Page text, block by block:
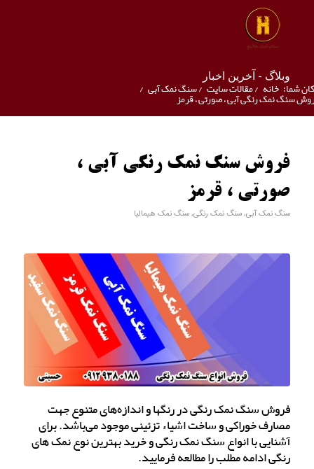
وبلاگ - آخرین اخبار
شما: خانه /مقالات سایت /سنگ نمک آبی /
سنگ نمک رنگی آبی ، صورتی ، قرمز
فروش سنگ نمک رنگی آبی ،
صورتی ، قرمز
سنگ نمک آبی, سنگ نمک رنگی, سنگ نمک هیمالیا
فروش سنگ نمک رنگی در رنگها و اندازه‌های متنوع جهت
مصارف خوراکی و ساخت اشیاء تزئینی موجود می‌باشد. برای
آشنایی با انواع سنگ نمک رنگی و خرید بهترین نوع نمک های
رنگی ادامه مطلب را مطالعه فرمایید.